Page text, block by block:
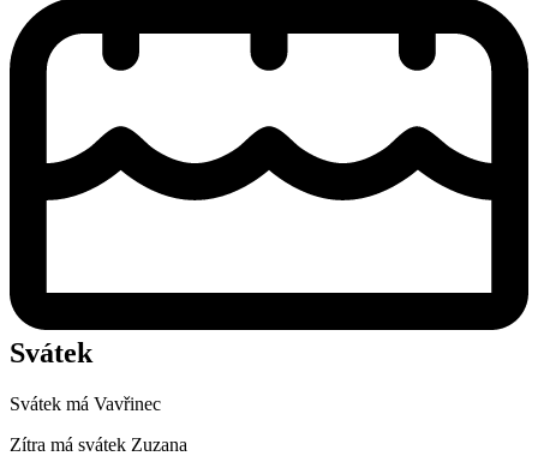
Svátek
Svátek má Vavřinec
Zítra má svátek Zuzana